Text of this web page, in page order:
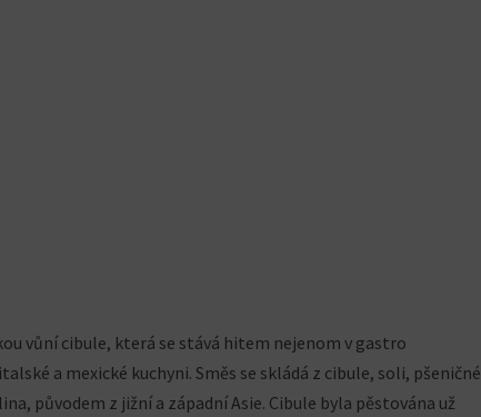
vůní cibule, která se stává hitem nejenom v gastro
a mexické kuchyni. Směs se skládá z cibule, soli, pšeničné
původem z jižní a západní Asie. Cibule byla pěstována už